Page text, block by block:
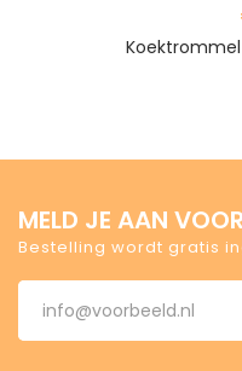
MELD JE AAN
Bestelling wordt gratis